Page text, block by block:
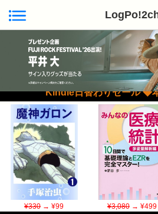
Kindle日替わりセール ◆
¥330→ ¥99 ¥3,080→ ¥499